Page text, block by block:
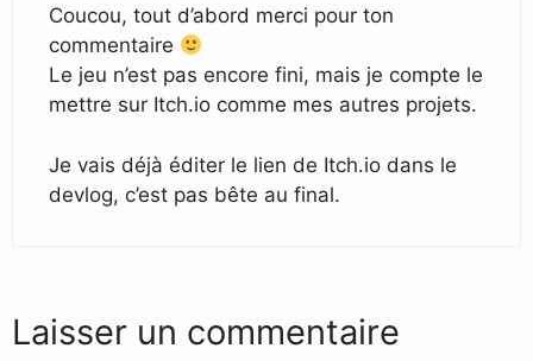
Coucou, tout d’abord merci pour ton
commentaire
Le jeu n’est pas encore fini, mais je compte le
mettre sur Itch.io comme mes autres projets.
Je vais déjà éditer le lien de Itch.io dans le
devlog, c’est pas bête au final.
Laisser un commentaire